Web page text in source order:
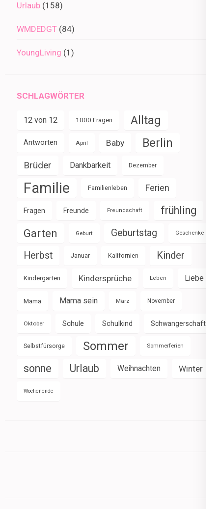
Urlaub (158)
WMDEDGT (84)
YoungLiving (1)
SCHLAGWÖRTER
12 von 12 1000 Fragen Alltag
Antworten April Baby Berlin
Brüder Dankbarkeit Dezember
Familie Familienleben Ferien
Fragen Freunde Freundschaft frühling
Garten Geburt Geburtstag Geschenke
Herbst Januar Kalifornien Kinder
Kindergarten Kindersprüche Leben Liebe
Mama Mama sein März November
Oktober Schule Schulkind Schwangerschaft
Selbstfürsorge Sommer Sommerferien
sonne Urlaub Weihnachten Winter
Wochenende